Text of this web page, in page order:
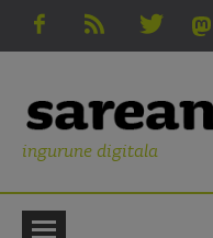
ingurune digitala